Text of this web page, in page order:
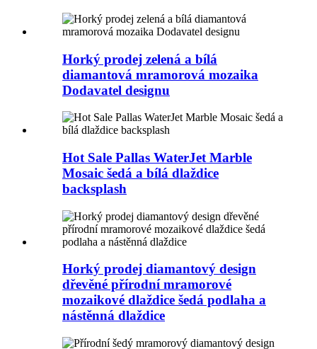
Horký prodej zelená a bílá
diamantová mramorová mozaika
Dodavatel designu
Hot Sale Pallas WaterJet Marble
Mosaic šedá a bílá dlaždice
backsplash
Horký prodej diamantový design
dřevěné přírodní mramorové
mozaikové dlaždice šedá podlaha a
nástěnná dlaždice